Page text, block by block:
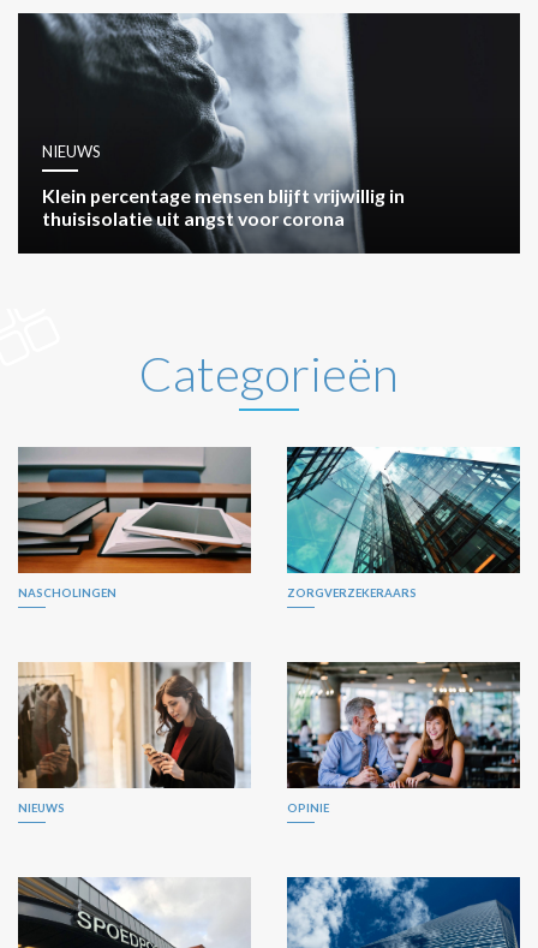
NIEUWS
Klein percentage mensen blijft vrijwillig in
thuisisolatie uit angst voor corona
Categorieën
NASCHOLINGEN ZORGVERZEKERAARS
NIEUWS OPINIE